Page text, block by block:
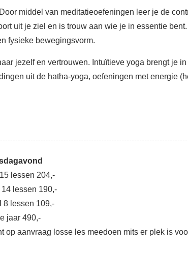
middel van meditatieoefeningen leer je de
uit je ziel en is trouw aan wie je in essentie bent.
fysieke bewegingsvorm.
jezelf en vertrouwen. Intuïtieve yoga brengt je in
uit de hatha-yoga, oefeningen met energie
lessen 204,-
14 lessen 190,-
8 lessen 109,-
jaar 490,-
op aanvraag losse les meedoen mits er plek is